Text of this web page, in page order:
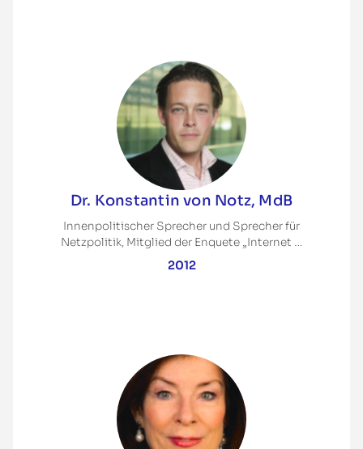
Dr. Konstantin von Notz, MdB
Innenpolitischer Sprecher und Sprecher für
Netzpolitik, Mitglied der Enquete „Internet …
2012